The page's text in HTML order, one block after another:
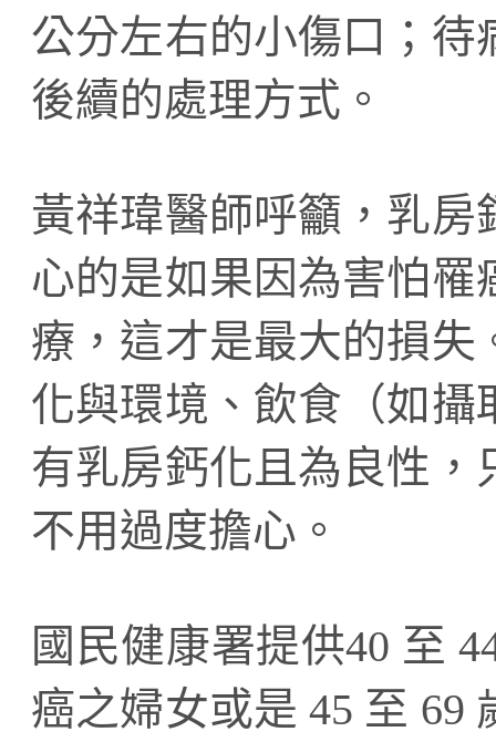
公分左右的小傷口；
後續的處理方式。
黃祥瑋醫師呼籲，乳
心的是如果因為害怕
療，這才是最大的損
化與環境、飲食（如
有乳房鈣化且為良性
不用過度擔心。
國民健康署提供40 至
癌之婦女或是 45 至 69